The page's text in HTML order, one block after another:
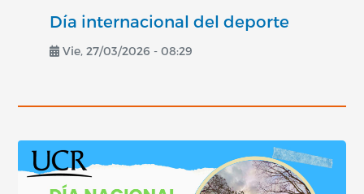
Día internacional del deporte
Vie, 27/03/2026 - 08:29